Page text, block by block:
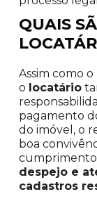
QUAIS
Assim como
o locatário
pagamento
do imóvel, o
boa
despejo e
cadastros